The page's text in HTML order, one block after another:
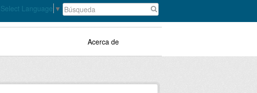
Select Language ▼
Acerca de